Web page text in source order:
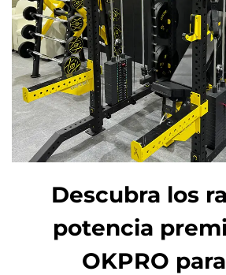
Descubra los
potencia
OKPRO